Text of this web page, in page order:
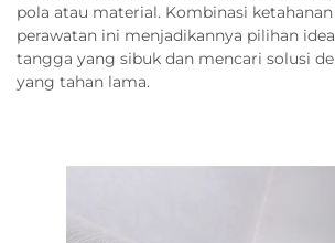
pola atau material. Kombinasi
perawatan ini menjadikannya pilihan
tangga yang sibuk dan mencari solusi
yang tahan lama.